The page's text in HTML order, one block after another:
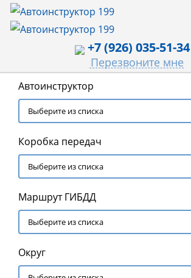
+7 (926) 035-51-34
Перезвоните мне
Автоинструктор
Коробка передач
Маршрут ГИБДД
Округ